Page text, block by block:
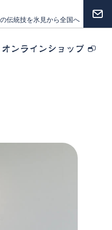
伝統技を氷見から全国へ
オンラインショップ